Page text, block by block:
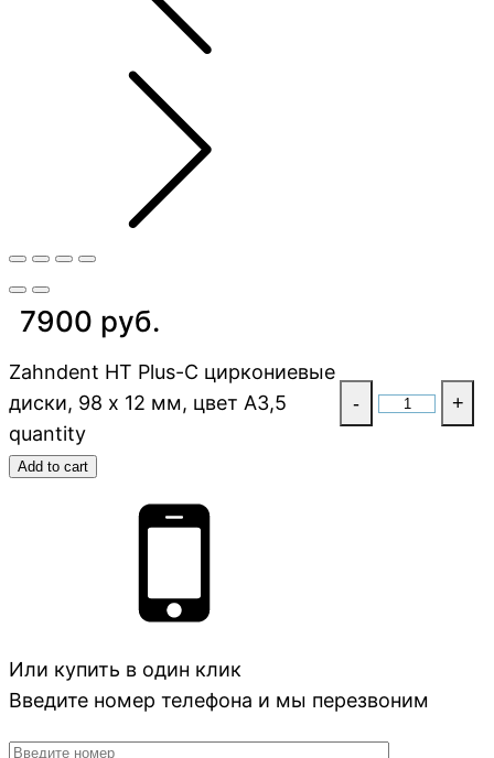
7900 руб.
Zahndent HT Plus-C циркониевые
диски, 98 х 12 мм, цвет A3,5
quantity
- +
Add to cart
Или купить в один клик
Введите номер телефона и мы перезвоним